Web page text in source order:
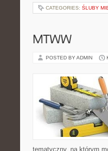
CATEGORIES: ŚLUBY
MTWW
POSTED BY ADMIN
tematyczny, na którym